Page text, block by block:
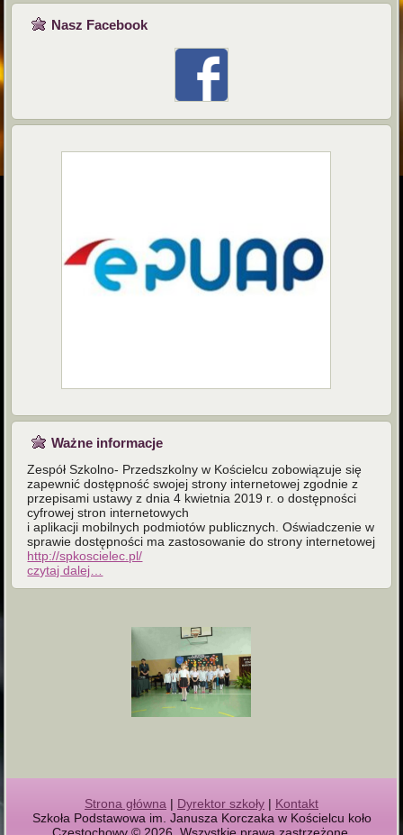
Nasz Facebook
Ważne informacje
Zespół Szkolno- Przedszkolny w Kościelcu zobowiązuje się
zapewnić dostępność swojej strony internetowej zgodnie z
przepisami ustawy z dnia 4 kwietnia 2019 r. o dostępności
cyfrowej stron internetowych
i aplikacji mobilnych podmiotów publicznych. Oświadczenie w
sprawie dostępności ma zastosowanie do strony internetowej
http://spkoscielec.pl/
czytaj dalej…
Strona główna | Dyrektor szkoły | Kontakt
Szkoła Podstawowa im. Janusza Korczaka w Kościelcu koło